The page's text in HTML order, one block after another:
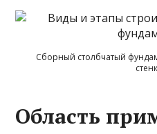
Сборный столбчатый
Область